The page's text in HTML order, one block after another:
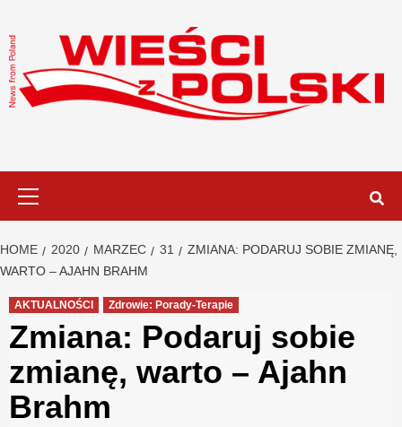
to
content
HOME 2020 MARZEC 31
ZMIANA: PODARUJ SOBIE ZMIANĘ,
WARTO – AJAHN BRAHM
AKTUALNOŚCI Zdrowie: Porady-Terapie
Zmiana: Podaruj sobie
zmianę, warto – Ajahn
Brahm